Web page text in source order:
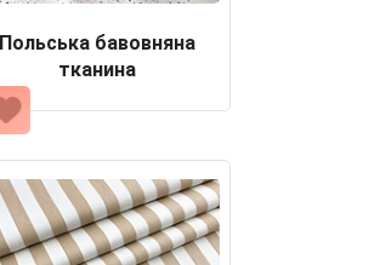
Польська бавовняна
тканина